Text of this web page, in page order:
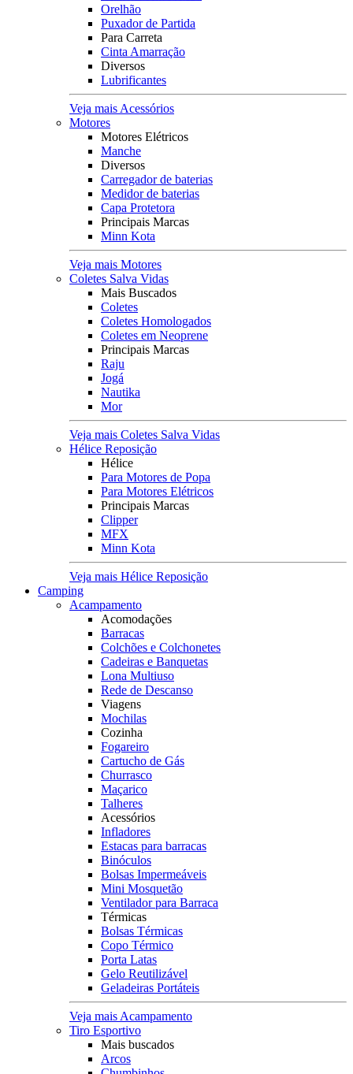
Orelhão
Puxador de Partida
Para Carreta
Cinta Amarração
Diversos
Lubrificantes
Veja mais Acessórios
Motores
Motores Elétricos
Manche
Diversos
Carregador de baterias
Medidor de baterias
Capa Protetora
Principais Marcas
Minn Kota
Veja mais Motores
Coletes Salva Vidas
Mais Buscados
Coletes
Coletes Homologados
Coletes em Neoprene
Principais Marcas
Raju
Jogá
Nautika
Mor
Veja mais Coletes Salva Vidas
Hélice Reposição
Hélice
Para Motores de Popa
Para Motores Elétricos
Principais Marcas
Clipper
MFX
Minn Kota
Veja mais Hélice Reposição
Camping
Acampamento
Acomodações
Barracas
Colchões e Colchonetes
Cadeiras e Banquetas
Lona Multiuso
Rede de Descanso
Viagens
Mochilas
Cozinha
Fogareiro
Cartucho de Gás
Churrasco
Maçarico
Talheres
Acessórios
Infladores
Estacas para barracas
Binóculos
Bolsas Impermeáveis
Mini Mosquetão
Ventilador para Barraca
Térmicas
Bolsas Térmicas
Copo Térmico
Porta Latas
Gelo Reutilizável
Geladeiras Portáteis
Veja mais Acampamento
Tiro Esportivo
Mais buscados
Arcos